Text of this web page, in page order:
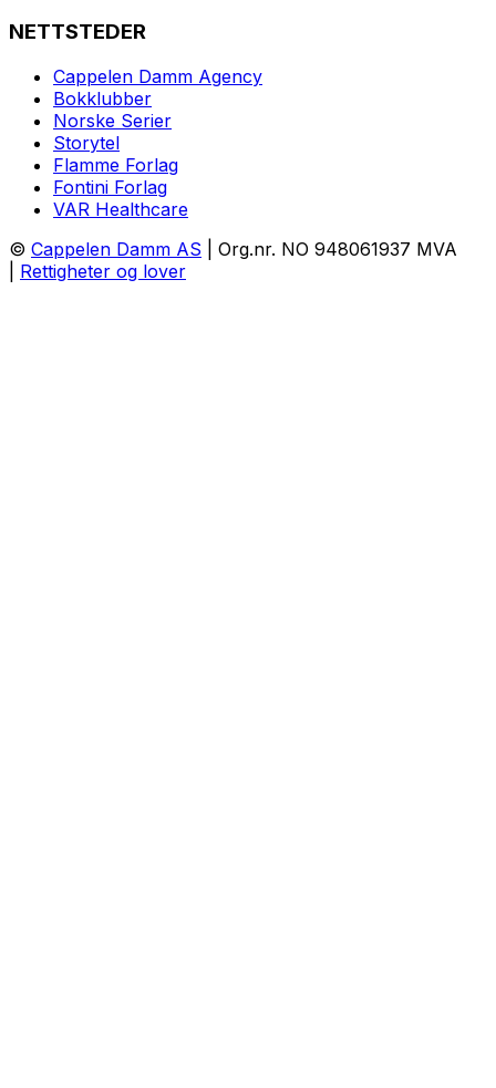
NETTSTEDER
Cappelen Damm Agency
Bokklubber
Norske Serier
Storytel
Flamme Forlag
Fontini Forlag
VAR Healthcare
© Cappelen Damm AS | Org.nr. NO 948061937 MVA
Rettigheter og lover